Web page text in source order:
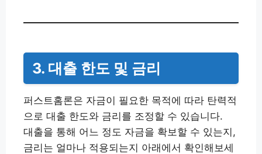
3. 대출 한도 및 금리
퍼스트홈론은 자금이 필요한 목적에 따라 탄력적
으로 대출 한도와 금리를 조정할 수 있습니다.
대출을 통해 어느 정도 자금을 확보할 수 있는지,
금리는 얼마나 적용되는지 아래에서 확인해보세